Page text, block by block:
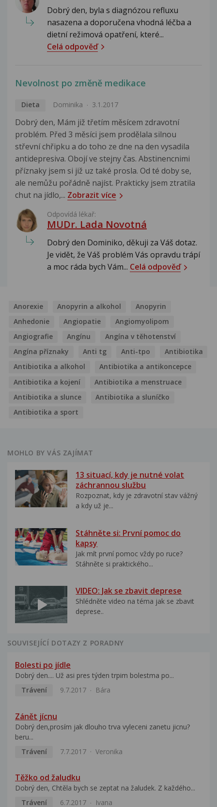
Dobrý den, byla s diagnózou refluxu
nasazena a doporučena vhodná léčba a
dietní režimová opatření, které...
Celá odpověď
Nevolnost po změně medikace
Dieta Dominika 3.1.2017
Dobrý den, Mám již třetím měsícem zdravotní
problém. Před 3 měsíci jsem prodělala silnou
střevní chřipku a do toho ze dne na den vysadila
antidepresiva. Obojí ve stejny čas. Abstinencnimi
příznaky jsem si již uz také prosla. Od té doby se,
ale nemůžu pořádně najíst. Prakticky jsem ztratila
chut na jídlo,... Zobrazit více
Odpovídá lékař:
MUDr. Lada Novotná
Dobrý den Dominiko, děkuji za Váš dotaz.
Je vidět, že Váš problém Vás opravdu trápí
a moc ráda bych Vám... Celá odpověď
Anorexie Anopyrin a alkohol
Anopyrin
Anhedonie
Angiopatie
Angiomyolipom
Angiografie
Angínu
Angína v těhotenství
Angína příznaky
Anti tg Anti-tpo
Antibiotika
Antibiotika a alkohol
Antibiotika a antikoncepce
Antibiotika a kojení
Antibiotika a menstruace
Antibiotika a slunce
Antibiotika a sluníčko
Antibiotika a sport
MOHLO BY VÁS ZAJÍMAT
13 situací, kdy je nutné volat
záchrannou službu
Rozpoznat, kdy je zdravotní stav vážný
a kdy už je...
Stáhněte si: První pomoc do
kapsy
Jak mít první pomoc vždy po ruce?
Stáhněte si praktického...
VIDEO: Jak se zbavit deprese
Shlédněte video na téma jak se zbavit
deprese..
SOUVISEJÍCÍ DOTAZY Z PORADNY
Bolesti po jídle
Dobrý den.... Už asi pres týden trpim bolestma po...
Trávení
9.7.2017 Bára
Zánět jícnu
Dobrý den,prosím jak dlouho trva vyleceni zanetu jicnu?
beru...
Trávení
7.7.2017 Veronika
Těžko od žaludku
Dobrý den, Chtěla bych se zeptat na žaludek. Z každého...
Trávení
6.7.2017 Ivana